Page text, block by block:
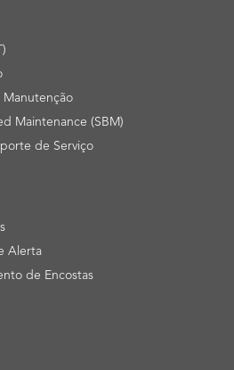
Manutenção
Maintenance (SBM)
de Serviço
Alerta
de Encostas